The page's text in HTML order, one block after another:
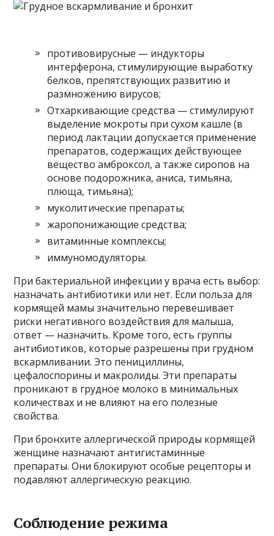
противовирусные — индукторы
интерферона, стимулирующие выработку
белков, препятствующих развитию и
размножению вирусов;
Отхаркивающие средства — стимулируют
выделение мокроты при сухом кашле (в
период лактации допускается применение
препаратов, содержащих действующее
вещество амброксол, а также сиропов на
основе подорожника, аниса, тимьяна,
плюща, тимьяна);
муколитические препараты;
жаропонижающие средства;
витаминные комплексы;
иммуномодуляторы.
При бактериальной инфекции у врача есть выбор:
назначать антибиотики или нет. Если польза для
кормящей мамы значительно перевешивает
риски негативного воздействия для малыша,
ответ — назначить. Кроме того, есть группы
антибиотиков, которые разрешены при грудном
вскармливании. Это пенициллины,
цефалоспорины и макролиды. Эти препараты
проникают в грудное молоко в минимальных
количествах и не влияют на его полезные
свойства.
При бронхите аллергической природы кормящей
женщине назначают антигистаминные
препараты. Они блокируют особые рецепторы и
подавляют аллергическую реакцию.
Соблюдение режима